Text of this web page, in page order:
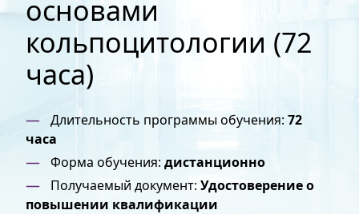
основами
кольпоцитологии (72
часа)
Длительность программы обучения: 72
часа
Форма обучения: дистанционно
Получаемый документ:Удостоверение о
повышении квалификации